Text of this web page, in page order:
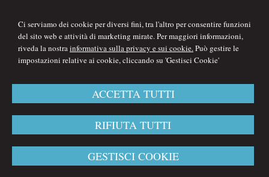
Ci serviamo dei cookie per diversi fini, tra l'altro per consentire funzioni
del sito web e attività di marketing mirate. Per maggiori informazioni,
riveda la nostrainformativa sulla privacy e sui cookie.Può gestire le
impostazioni relative ai cookie, cliccando su 'Gestisci Cookie'
ACCETTA TUTTI
RIFIUTA TUTTI
GESTISCI COOKIE